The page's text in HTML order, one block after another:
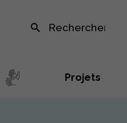
Projets
Recherche sur le site